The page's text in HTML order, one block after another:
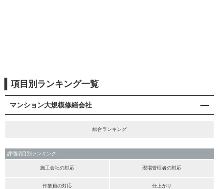
項目別ランキング一覧
マンション大規模修繕会社
総合ランキング
評価項目別ランキング
施工会社の対応 現場管理者の対応
作業員の対応 仕上がり